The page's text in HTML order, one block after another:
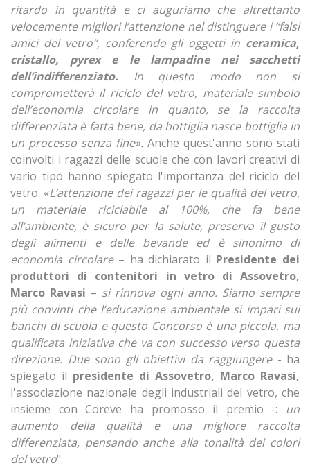
ritardo in quantità e ci auguriamo che altrettanto
velocemente migliori l’attenzione nel distinguere i “falsi
amici del vetro”, conferendo gli oggetti in ceramica,
cristallo, pyrex e le lampadine nei sacchetti
dell’indifferenziato. In questo modo non si
comprometterà il riciclo del vetro, materiale simbolo
dell’economia circolare in quanto, se la raccolta
differenziata è fatta bene, da bottiglia nasce bottiglia in
un processo senza fine». Anche quest'anno sono stati
coinvolti i ragazzi delle scuole che con lavori creativi di
vario tipo hanno spiegato l'importanza del riciclo del
vetro. «L’attenzione dei ragazzi per le qualità del vetro,
un materiale riciclabile al 100%, che fa bene
all’ambiente, è sicuro per la salute, preserva il gusto
degli alimenti e delle bevande ed è sinonimo di
economia circolare– ha dichiarato il Presidente dei
produttori di contenitori in vetro di Assovetro,
Marco Ravasi – si rinnova ogni anno. Siamo sempre
più convinti che l’educazione ambientale si impari sui
banchi di scuola e questo Concorso è una piccola, ma
qualificata iniziativa che va con successo verso questa
direzione. Due sono gli obiettivi da raggiungere - ha
spiegato il presidente di Assovetro, Marco Ravasi,
l'associazione nazionale degli industriali del vetro, che
insieme con Coreve ha promosso il premio -: un
aumento della qualità e una migliore raccolta
differenziata, pensando anche alla tonalità dei colori
del vetro".